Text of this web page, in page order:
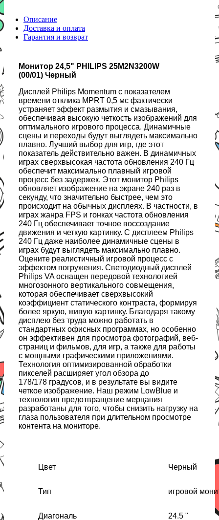
Описание
Доставка и оплата
Гарантия и возврат
Монитор 24,5" PHILIPS 25M2N3200W
(00/01) Черный
Дисплей Philips Momentum с показателем
времени отклика MPRT 0,5 мс фактически
устраняет эффект размытия и смазывания,
обеспечивая высокую четкость изображений для
оптимального игрового процесса. Динамичные
сцены и переходы будут выглядеть максимально
плавно. Лучший выбор для игр, где этот
показатель действительно важен. В динамичных
играх сверхвысокая частота обновления 240 Гц
обеспечит максимально плавный игровой
процесс без задержек. Этот монитор Philips
обновляет изображение на экране 240 раз в
секунду, что значительно быстрее, чем это
происходит на обычных дисплеях. В частности, в
играх жанра FPS и гонках частота обновления
240 Гц обеспечивает точное воссоздание
движения и четкую картинку. С дисплеем Philips
240 Гц даже наиболее динамичные сцены в
играх будут выглядеть максимально плавно.
Оцените реалистичный игровой процесс с
эффектом погружения. Светодиодный дисплей
Philips VA оснащен передовой технологией
многозонного вертикального совмещения,
которая обеспечивает сверхвысокий
коэффициент статического контраста, формируя
более яркую, живую картинку. Благодаря такому
дисплею без труда можно работать в
стандартных офисных программах, но особенно
он эффективен для просмотра фотографий, веб-
страниц и фильмов, для игр, а также для работы
с мощными графическими приложениями.
Технология оптимизированной обработки
пикселей расширяет угол обзора до
178/178 градусов, и в результате вы видите
четкое изображение. Наш режим LowBlue и
технология предотвращение мерцания
разработаны для того, чтобы снизить нагрузку на
глаза пользователя при длительном просмотре
контента на мониторе.
Цвет Черный
Тип игровой
Диагональ 24.5 "